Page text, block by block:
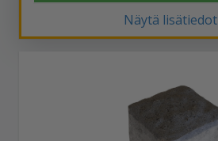
Näytä lisätiedot